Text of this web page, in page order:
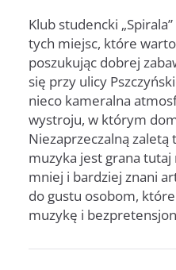
Klub studencki
tych miejsc, które
poszukując dobrej
się przy ulicy
nieco kameralna
wystroju, w którym
Niezaprzeczalną
muzyka jest grana tutaj
mniej i bardziej znani
do gustu osobom,
muzykę i